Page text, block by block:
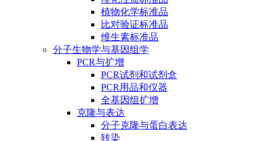
植物化学标准品
比对验证标准品
维生素标准品
分子生物学与基因组学
PCR与扩增
PCR试剂和试剂盒
PCR用品和仪器
全基因组扩增
克隆与表达
分子克隆与蛋白表达
转染